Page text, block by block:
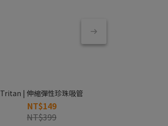
Tritan | 伸縮彈性珍珠吸管
NT$149
NT$399